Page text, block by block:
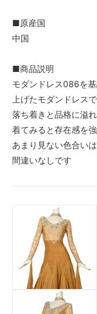
■原産国
中国
■商品説明
モダンドレス086を
上げたモダンドレスで
落ち着きと品格に溢
着てみると存在感を
あまり見ない色合い
間違いなしです